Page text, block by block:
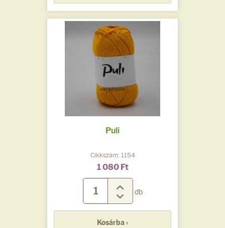
Puli
Cikkszám: 1154
1 080 Ft
db
Kosárba ›